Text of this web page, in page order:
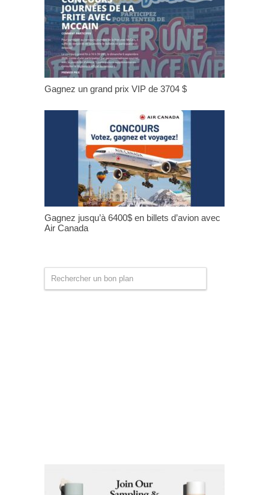
Gagnez un grand prix VIP de 3704 $
Gagnez jusqu’à 6400$ en billets d’avion avec
Air Canada